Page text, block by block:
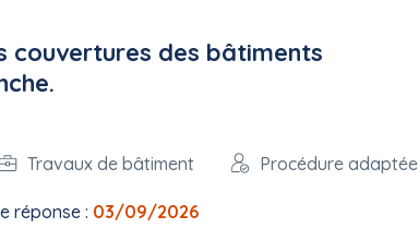
couvertures des bâtiments
Travaux de bâtiment Procédure adaptée
réponse : 03/09/2026